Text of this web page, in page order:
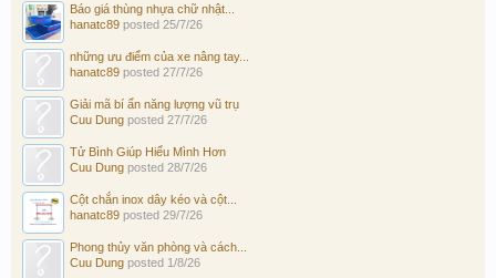
Báo giá thùng nhựa chữ nhật...
hanatc89 posted 25/7/26
những ưu điểm của xe nâng tay...
hanatc89 posted 27/7/26
Giải mã bí ẩn năng lượng vũ trụ
Cuu Dung posted 27/7/26
Tử Bình Giúp Hiểu Mình Hơn
Cuu Dung posted 28/7/26
Cột chắn inox dây kéo và cột...
hanatc89 posted 29/7/26
Phong thủy văn phòng và cách...
Cuu Dung posted 1/8/26